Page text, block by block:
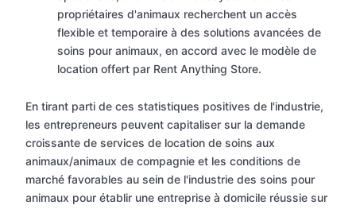
propriétaires d'animaux recherchent un accès
flexible et temporaire à des solutions avancées de
soins pour animaux, en accord avec le modèle de
location offert par Rent Anything Store.
En tirant parti de ces statistiques positives de l'industrie,
les entrepreneurs peuvent capitaliser sur la demande
croissante de services de location de soins aux
animaux/animaux de compagnie et les conditions de
marché favorables au sein de l'industrie des soins pour
animaux pour établir une entreprise à domicile réussie sur